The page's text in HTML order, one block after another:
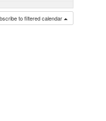
to filtered calendar